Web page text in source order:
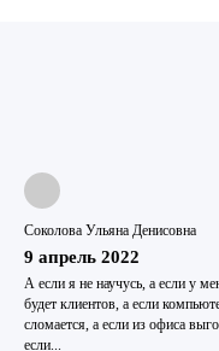
Соколова Ульяна Денисовна
9 апрель 2022
А если я не научусь, а если у
будет клиентов, а если
сломается, а если из офиса
если...